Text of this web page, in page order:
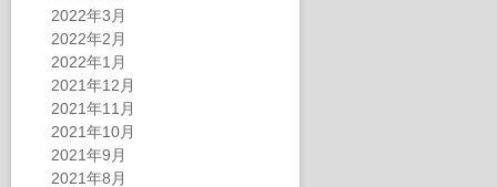
2022年3月
2022年2月
2022年1月
2021年12月
2021年11月
2021年10月
2021年9月
2021年8月